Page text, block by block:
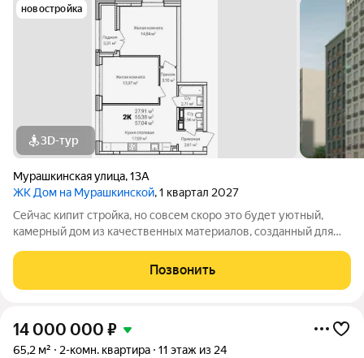
новостройка
3D-тур
Мурашкинская улица,13А
ЖК Дом на Мурашкинской, 1 квартал 2027
Сейчас кипит стройка, но совсем скоро это будет уютный,
камерный дом из качественных материалов, созданный для
надежный застройщик ООО СЗ «Дом на Мурашкинской»
группа компаний «Дирекция по
Позвонить
14 000 000 ₽
65,2 м² 2-комн. квартира 11 этаж из 24